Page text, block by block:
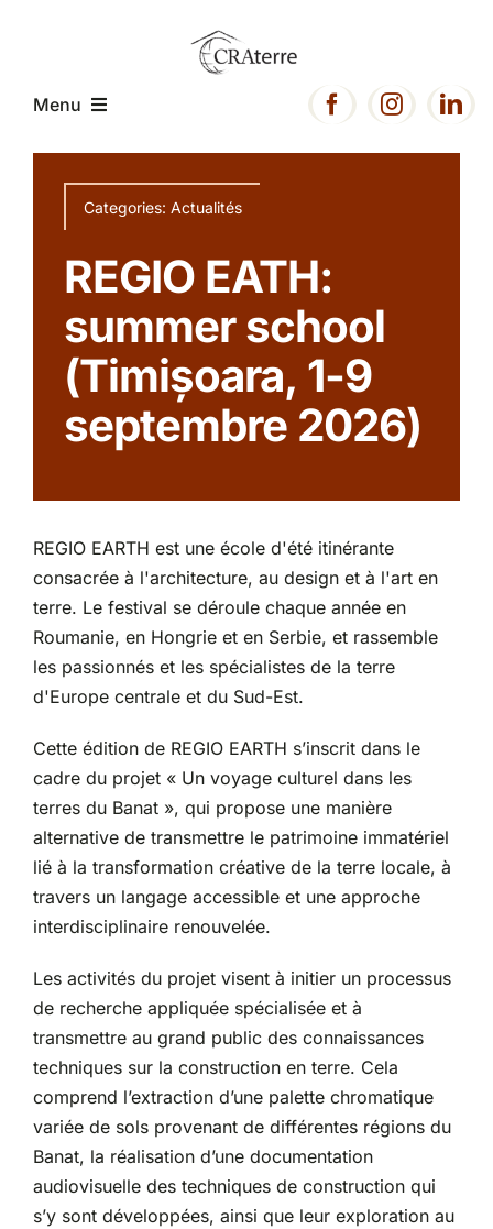
Menu
Accueil
Présentation
Expertise
Projets
Partenariats
Categories: Actualités
REGIO EATH:
summer school
(Timișoara, 1-9
septembre 2026)
REGIO EARTH est une école d'été itinérante
consacrée à l'architecture, au design et à l'art en
terre. Le festival se déroule chaque année en
Roumanie, en Hongrie et en Serbie, et rassemble
les passionnés et les spécialistes de la terre
d'Europe centrale et du Sud-Est.
Cette édition de REGIO EARTH s’inscrit dans le
cadre du projet « Un voyage culturel dans les
terres du Banat », qui propose une manière
alternative de transmettre le patrimoine immatériel
lié à la transformation créative de la terre locale, à
travers un langage accessible et une approche
interdisciplinaire renouvelée.
Les activités du projet visent à initier un processus
de recherche appliquée spécialisée et à
transmettre au grand public des connaissances
techniques sur la construction en terre. Cela
comprend l’extraction d’une palette chromatique
variée de sols provenant de différentes régions du
Banat, la réalisation d’une documentation
audiovisuelle des techniques de construction qui
s’y sont développées, ainsi que leur exploration au